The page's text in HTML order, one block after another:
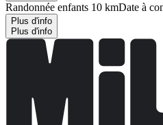
Randonnée enfants 10 kmDate à
Plus d'info
Plus d'info